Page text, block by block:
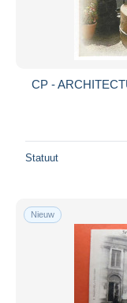
CP -
Statuut
Nieuw